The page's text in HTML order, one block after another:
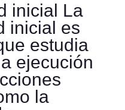
inicial La
inicial es
estudia
ejecución
la